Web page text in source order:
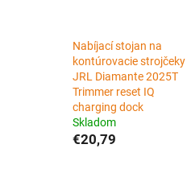
Nabíjací stojan na
kontúrovacie strojčeky
JRL Diamante 2025T
Trimmer reset IQ
charging dock
Skladom
€20,79